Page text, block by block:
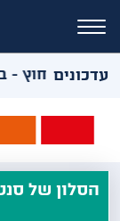
עדכוניםהחוץ -
הסלון של